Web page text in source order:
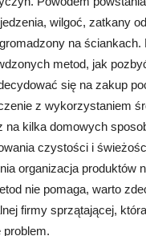
wilgoć, zatkany
na
metod, jak
się na zakup
z wykorzystaniem
na kilka domowych
czystości i
organizacja produktów
nie pomaga, warto
firmy sprzątającej,
problem.